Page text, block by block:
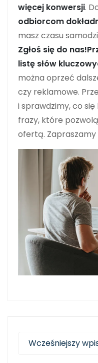
więcej konwersji.
odbiorcom
masz czasu
Zgłoś się do nas!
listę słów
można oprzeć
czy reklamowe.
i sprawdzimy, co
frazy, które
ofertą. Zapraszamy
Wcześniejszy